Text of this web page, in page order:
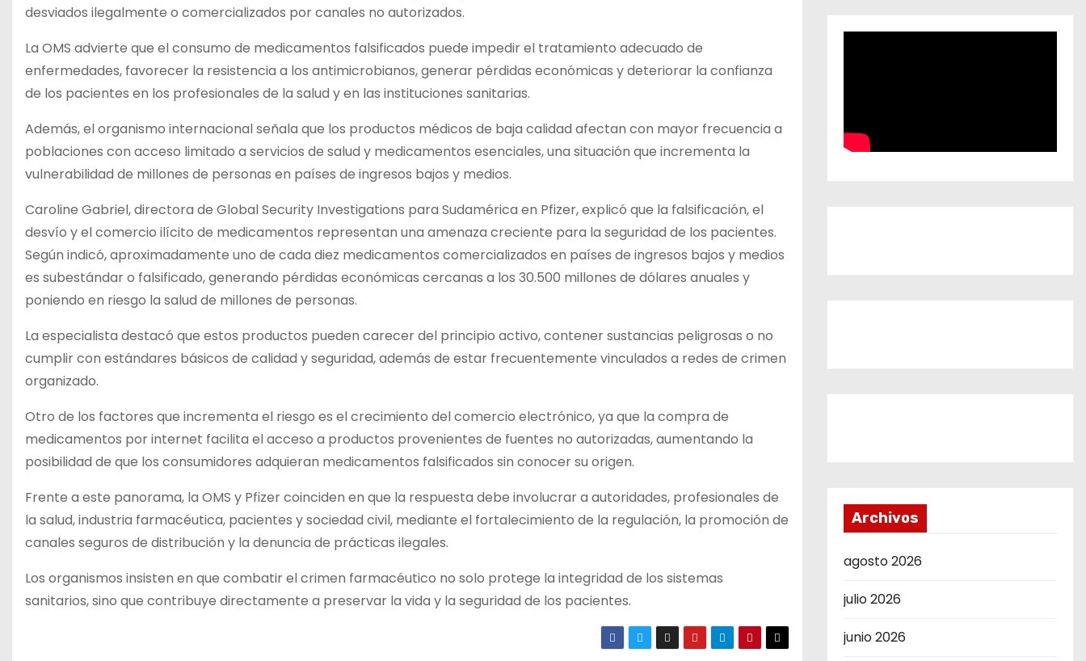
desviados ilegalmente o comercializados por canales no autorizados.
La OMS advierte que el consumo de medicamentos falsificados puede impedir el tratamiento adecuado de
enfermedades, favorecer la resistencia a los antimicrobianos, generar pérdidas económicas y deteriorar la confianza
de los pacientes en los profesionales de la salud y en las instituciones sanitarias.
Además, el organismo internacional señala que los productos médicos de baja calidad afectan con mayor frecuencia a
poblaciones con acceso limitado a servicios de salud y medicamentos esenciales, una situación que incrementa la
vulnerabilidad de millones de personas en países de ingresos bajos y medios.
Caroline Gabriel, directora de Global Security Investigations para Sudamérica en Pfizer, explicó que la falsificación, el
desvío y el comercio ilícito de medicamentos representan una amenaza creciente para la seguridad de los pacientes.
Según indicó, aproximadamente uno de cada diez medicamentos comercializados en países de ingresos bajos y medios
es subestándar o falsificado, generando pérdidas económicas cercanas a los 30.500 millones de dólares anuales y
poniendo en riesgo la salud de millones de personas.
La especialista destacó que estos productos pueden carecer del principio activo, contener sustancias peligrosas o no
cumplir con estándares básicos de calidad y seguridad, además de estar frecuentemente vinculados a redes de crimen
organizado.
Otro de los factores que incrementa el riesgo es el crecimiento del comercio electrónico, ya que la compra de
medicamentos por internet facilita el acceso a productos provenientes de fuentes no autorizadas, aumentando la
posibilidad de que los consumidores adquieran medicamentos falsificados sin conocer su origen.
Frente a este panorama, la OMS y Pfizer coinciden en que la respuesta debe involucrar a autoridades, profesionales de
la salud, industria farmacéutica, pacientes y sociedad civil, mediante el fortalecimiento de la regulación, la promoción de
canales seguros de distribución y la denuncia de prácticas ilegales.
Los organismos insisten en que combatir el crimen farmacéutico no solo protege la integridad de los sistemas
sanitarios, sino que contribuye directamente a preservar la vida y la seguridad de los pacientes.
Archivos
agosto 2026
julio 2026
junio 2026